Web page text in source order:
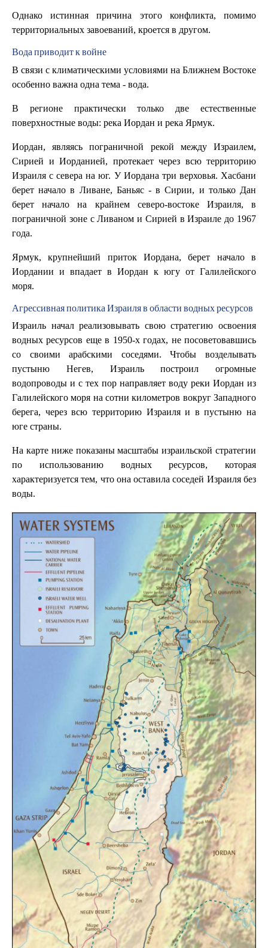
Однако истинная причина этого конфликта, помимо
территориальных завоеваний, кроется в другом.
Вода приводит к войне
В связи с климатическими условиями на Ближнем Востоке
особенно важна одна тема - вода.
В регионе практически только две естественные
поверхностные воды: река Иордан и река Ярмук.
Иордан, являясь пограничной рекой между Израилем,
Сирией и Иорданией, протекает через всю территорию
Израиля с севера на юг. У Иордана три верховья. Хасбани
берет начало в Ливане, Баньяс - в Сирии, и только Дан
берет начало на крайнем северо-востоке Израиля, в
пограничной зоне с Ливаном и Сирией в Израиле до 1967
года.
Ярмук, крупнейший приток Иордана, берет начало в
Иордании и впадает в Иордан к югу от Галилейского
моря.
Агрессивная политика Израиля в области водных ресурсов
Израиль начал реализовывать свою стратегию освоения
водных ресурсов еще в 1950-х годах, не посоветовавшись
со своими арабскими соседями. Чтобы возделывать
пустыню Негев, Израиль построил огромные
водопроводы и с тех пор направляет воду реки Иордан из
Галилейского моря на сотни километров вокруг Западного
берега, через всю территорию Израиля и в пустыню на
юге страны.
На карте ниже показаны масштабы израильской стратегии
по использованию водных ресурсов, которая
характеризуется тем, что она оставила соседей Израиля без
воды.